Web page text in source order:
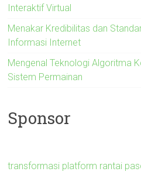
Interaktif Virtual
Menakar Kredibilitas dan
Informasi Internet
Mengenal Teknologi Algoritma
Sistem Permainan
Sponsor
transformasi platform rantai